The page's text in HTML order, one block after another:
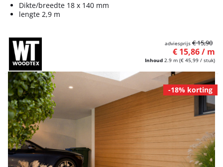
Dikte/breedte 18 x 140 mm
lengte 2,9 m
Inhoud 2.9 m (€ 45,99 / stuk)
€ 15,86 / m
adviesprijs € 15,90
-18% korting